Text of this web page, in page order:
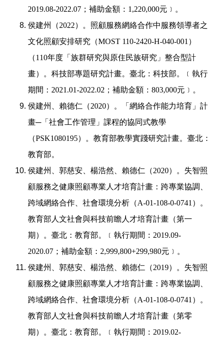
2019.08-2022.07 ；補助金額： 1,220,000元﹞。
侯建州（2022）。照顧服務網絡合作中服務領導者之
文化照顧安排研究（MOST 110-2420-H-040-001 ）
（110年度「族群研究與原住民族研究」整合型計
畫）。科技部專題研究計畫。臺北：科技部。﹝執行
期間： 2021.01-2022.02 ；補助金額： 803,000元﹞。
侯建州、賴德仁（2020）。「網絡合作能力培育」計
畫─「社會工作管理」課程的協同式教學
（PSK1080195）。教育部教學實踐研究計畫。臺北：
教育部。
侯建州、郭慈安、楊浩然、賴德仁（2020）。失智照
顧服務之健康照顧專業人才培育計畫：跨專業協調、
跨域網絡合作、社會環境分析（A-01-108-0-0741 ）。
教育部人文社會與科技前瞻人才培育計畫（第一
期）。臺北：教育部。﹝執行期間： 2019.09-
2020.07 ；補助金額： 2,999,800+299,980元﹞。
侯建州、郭慈安、楊浩然、賴德仁（2019）。失智照
顧服務之健康照顧專業人才培育計畫：跨專業協調、
跨域網絡合作、社會環境分析（A-01-108-0-0741 ）。
教育部人文社會與科技前瞻人才培育計畫（第零
期）。臺北：教育部。﹝執行期間： 2019.02-